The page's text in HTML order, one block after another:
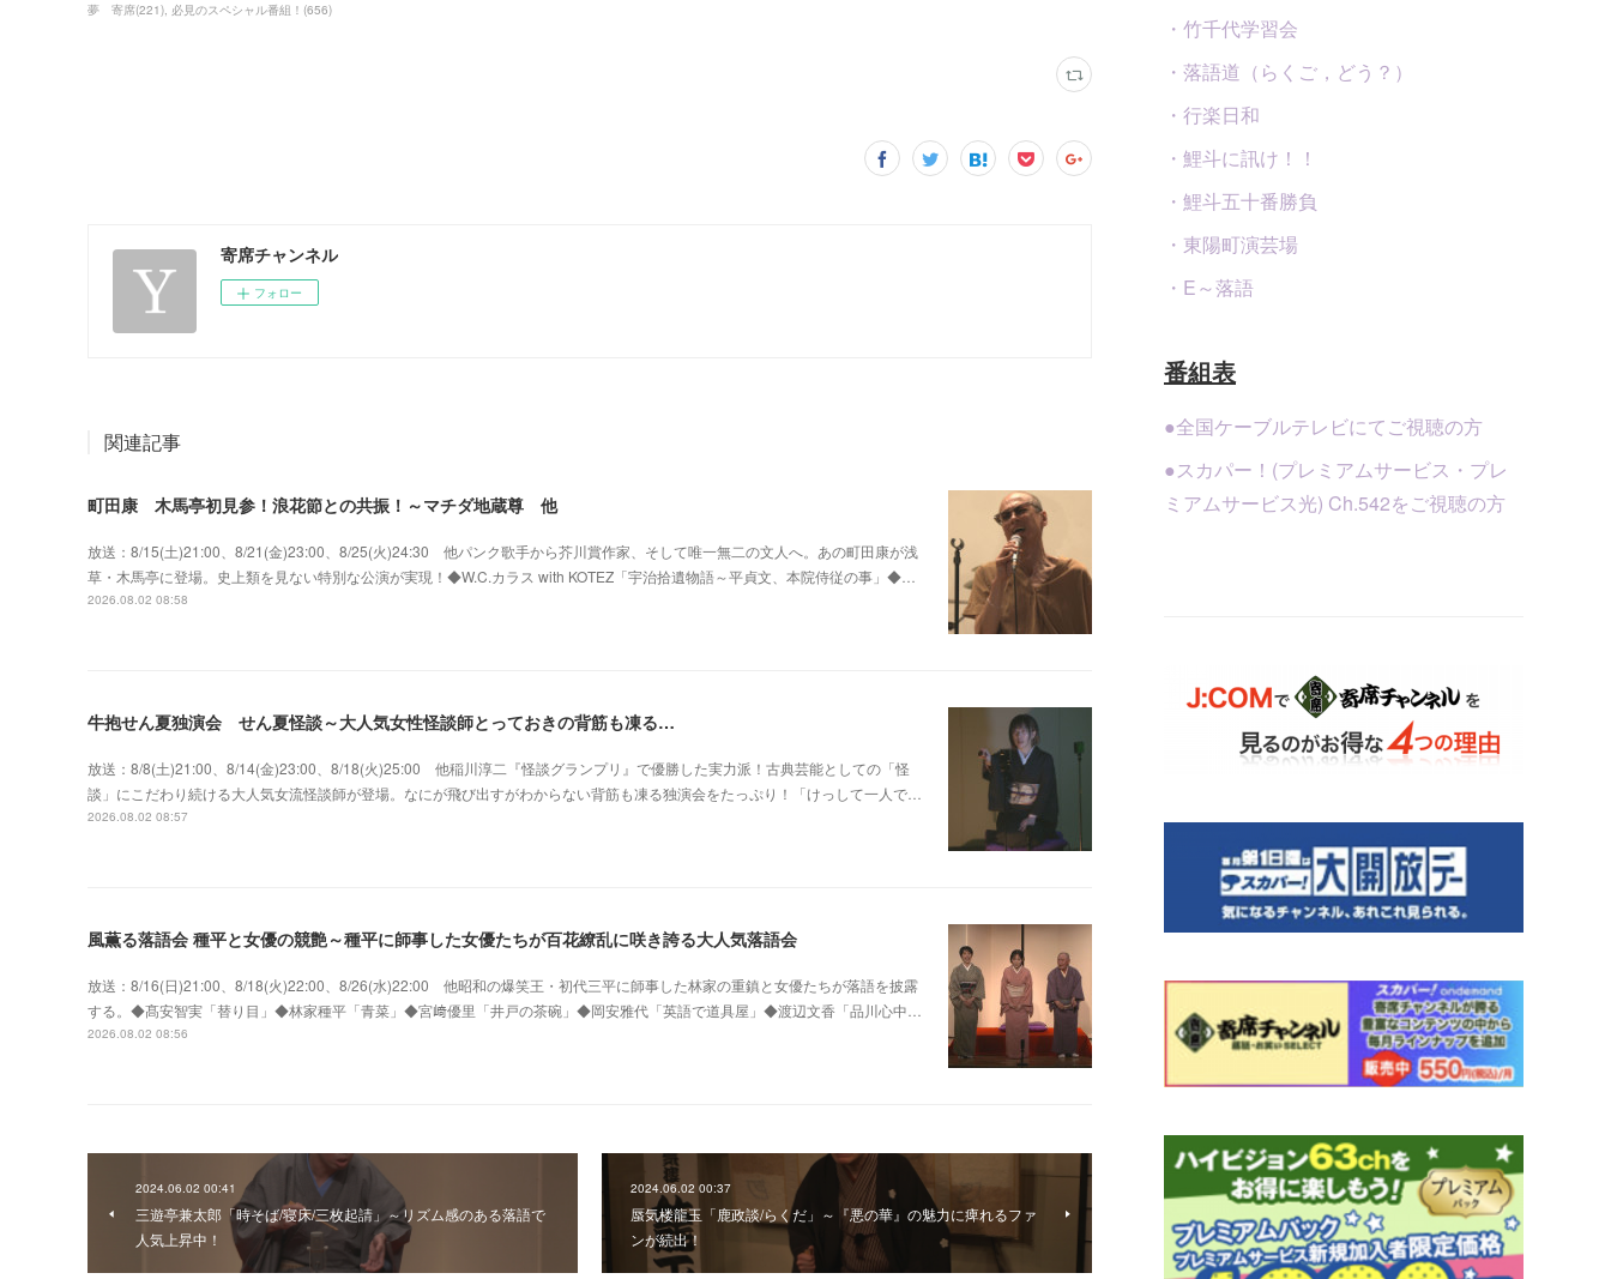
夢 寄席(221) 必見のスペシャル番組！ (656)
寄席チャンネル
フォロー
関連記事
町田康 木馬亭初見参！浪花節との共振！～マチダ地蔵尊 他
放送：8/15(土)21:00、8/21(金)23:00、8/25(火)24:30 他パンク歌手から芥川賞作家、そして唯一無二の文人へ。あの町田康が浅
草・木馬亭に登場。史上類を見ない特別な公演が実現！◆W.C.カラス with KOTEZ「宇治拾遺物語～平貞文、本院侍従の事」◆…
2026.08.02 08:58
牛抱せん夏独演会 せん夏怪談～大人気女性怪談師とっておきの背筋も凍る…
放送：8/8(土)21:00、8/14(金)23:00、8/18(火)25:00 他稲川淳二『怪談グランプリ』で優勝した実力派！古典芸能としての「怪
談」にこだわり続ける大人気女流怪談師が登場。なにが飛び出すがわからない背筋も凍る独演会をたっぷり！「けっして一人で…
2026.08.02 08:57
風薫る落語会 種平と女優の競艶～種平に師事した女優たちが百花繚乱に咲き誇る大人気落語会
放送：8/16(日)21:00、8/18(火)22:00、8/26(水)22:00 他昭和の爆笑王・初代三平に師事した林家の重鎮と女優たちが落語を披露
する。◆髙安智実「替り目」◆林家種平「青菜」◆宮﨑優里「井戸の茶碗」◆岡安雅代「英語で道具屋」◆渡辺文香「品川心中…
2026.08.02 08:56
2024.06.02 00:41
三遊亭兼太郎「時そば/寝床/三枚起請」～リズム感のある落語で
人気上昇中！
2024.06.02 00:37
蜃気楼龍玉「鹿政談/らくだ」～『悪の華』の魅力に痺れるファ
ンが続出！
・竹千代学習会
・落語道（らくご，どう？）
・行楽日和
・鯉斗に訊け！！
・鯉斗五十番勝負
・東陽町演芸場
・E～落語
番組表
●全国ケーブルテレビにてご視聴の方
●スカパー！(プレミアムサービス・プレ
ミアムサービス光) Ch.542をご視聴の方